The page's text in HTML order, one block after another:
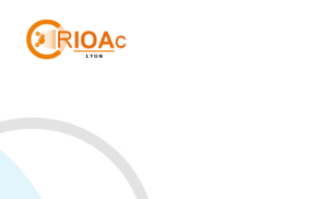
Cookies management panel